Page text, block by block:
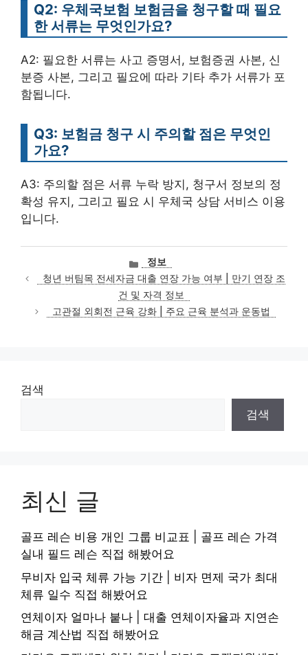
Q2: 우체국보험 보험금을 청구할 때 필요
한 서류는 무엇인가요?
A2: 필요한 서류는 사고 증명서, 보험증권 사본, 신
분증 사본, 그리고 필요에 따라 기타 추가 서류가 포
함됩니다.
Q3: 보험금 청구 시 주의할 점은 무엇인
가요?
A3: 주의할 점은 서류 누락 방지, 청구서 정보의 정
확성 유지, 그리고 필요 시 우체국 상담 서비스 이용
입니다.
카
테
고
리
정보
청년 버팀목 전세자금 대출 연장 가능 여부 | 만기 연장 조
건 및 자격 정보
고관절 외회전 근육 강화 | 주요 근육 분석과 운동법
검색
검색
최신 글
골프 레슨 비용 개인 그룹 비교표 | 골프 레슨 가격
실내 필드 레슨 직접 해봤어요
무비자 입국 체류 가능 기간 | 비자 면제 국가 최대
체류 일수 직접 해봤어요
연체이자 얼마나 붙나 | 대출 연체이자율과 지연손
해금 계산법 직접 해봤어요